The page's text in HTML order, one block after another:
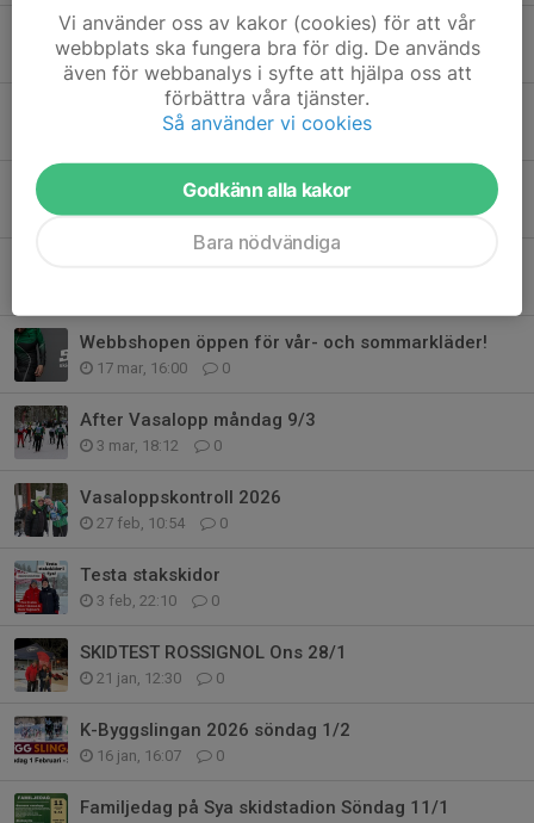
Arbetskväll tisdag 16/6
9 jun, 13:00 0
Underhåll och utveckling av anläggningen
29 apr, 17:32 0
Rullskidsträning
28 apr, 08:37 0
Webbshopen öppen för vår- och sommarkläder!
17 mar, 16:00 0
After Vasalopp måndag 9/3
3 mar, 18:12 0
Vasaloppskontroll 2026
27 feb, 10:54 0
Testa stakskidor
3 feb, 22:10 0
SKIDTEST ROSSIGNOL Ons 28/1
21 jan, 12:30 0
K-Byggslingan 2026 söndag 1/2
16 jan, 16:07 0
Familjedag på Sya skidstadion Söndag 11/1
Vi använder oss av kakor (cookies) för att vår
webbplats ska fungera bra för dig. De används
även för webbanalys i syfte att hjälpa oss att
förbättra våra tjänster.
Så använder vi cookies
Godkänn alla kakor
Bara nödvändiga